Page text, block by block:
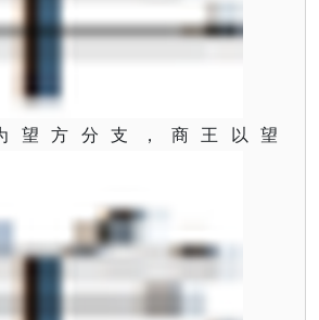
望方分支，商王以望